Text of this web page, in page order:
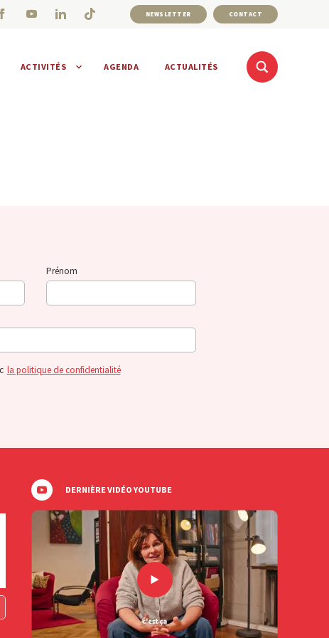
NEWSLETTER CONTACT
ACTIVITÉS AGENDA ACTUALITÉS
Prénom
la politique de confidentialité
DERNIÈRE VIDÉO YOUTUBE